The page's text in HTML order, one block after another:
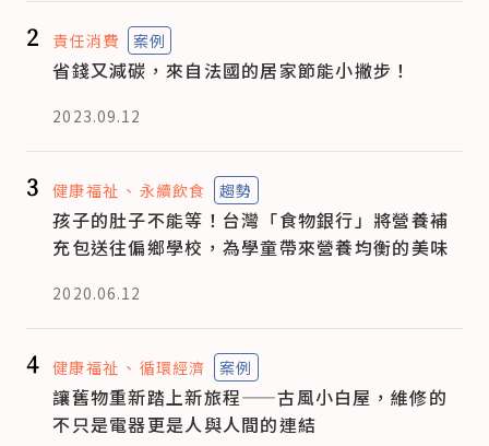
2 責任消費 案例
省錢又減碳，來自法國的居家節能小撇步！
2023.09.12
3 健康福祉 永續飲食 趨勢
孩子的肚子不能等！台灣「食物銀行」將營養補
充包送往偏鄉學校，為學童帶來營養均衡的美味
2020.06.12
4 健康福祉 循環經濟 案例
讓舊物重新踏上新旅程——古風小白屋，維修的
不只是電器更是人與人間的連結